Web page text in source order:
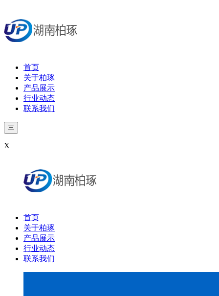
首页
关于柏琢
产品展示
行业动态
联系我们
三
X
首页
关于柏琢
产品展示
行业动态
联系我们